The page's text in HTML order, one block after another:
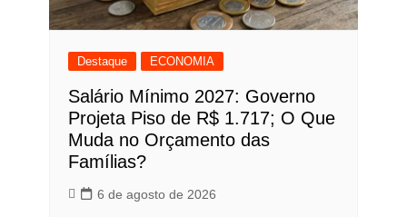
Destaque ECONOMIA
Salário Mínimo 2027: Governo
Projeta Piso de R$ 1.717; O Que
Muda no Orçamento das
Famílias?
6 de agosto de 2026